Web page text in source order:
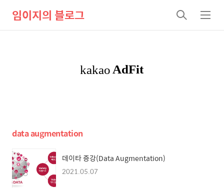
임이지의 블로그
검
색
메
뉴
data augmentation
데이타 증강(Data Augmentation)
2021.05.07